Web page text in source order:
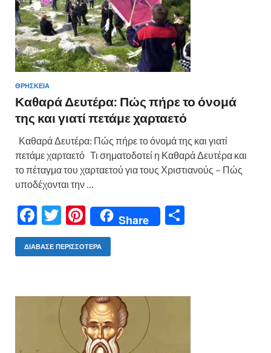
ΘΡΗΣΚΕΙΑ
Καθαρά Δευτέρα: Πώς πήρε το όνομά
της και γιατί πετάμε χαρταετό
Καθαρά Δευτέρα: Πώς πήρε το όνομά της και γιατί
πετάμε χαρταετό Τι σηματοδοτεί η Καθαρά Δευτέρα και
το πέταγμα του χαρταετού για τους Χριστιανούς – Πώς
υποδέχονται την …
F
ac
e
o
T
w
itt
Pi
nt
er
t
Share
σ
ΔΙΆΒΑΣΕ ΠΕΡΙΣΣΌΤΕΡΑ